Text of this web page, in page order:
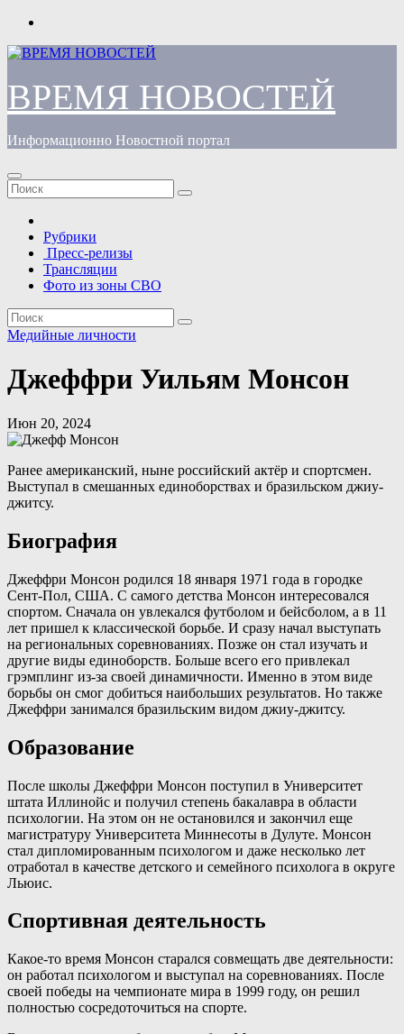
Перейти
содержимому
ВРЕМЯ НОВОСТЕЙ
Информационно Новостной портал
Рубрики
Пресс-релизы
Трансляции
Фото из зоны СВО
Медийные личности
Джеффри Уильям Монсон
Июн 20, 2024
Ранее американский, ныне российский актёр и спортсмен.
Выступал в смешанных единоборствах и бразильском джиу-
джитсу.
Биография
Джеффри Монсон родился 18 января 1971 года в городке
Сент-Пол, США. С самого детства Монсон интересовался
спортом. Сначала он увлекался футболом и бейсболом, а в 11
лет пришел к классической борьбе. И сразу начал выступать
на региональных соревнованиях. Позже он стал изучать и
другие виды единоборств. Больше всего его привлекал
грэмплинг из-за своей динамичности. Именно в этом виде
борьбы он смог добиться наибольших результатов. Но также
Джеффри занимался бразильским видом джиу-джитсу.
Образование
После школы Джеффри Монсон поступил в Университет
штата Иллинойс и получил степень бакалавра в области
психологии. На этом он не остановился и закончил еще
магистратуру Университета Миннесоты в Дулуте. Монсон
стал дипломированным психологом и даже несколько лет
отработал в качестве детского и семейного психолога в округе
Льюис.
Спортивная деятельность
Какое-то время Монсон старался совмещать две деятельности:
он работал психологом и выступал на соревнованиях. После
своей победы на чемпионате мира в 1999 году, он решил
полностью сосредоточиться на спорте.